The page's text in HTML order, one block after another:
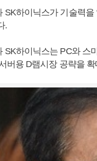
SK하이닉스가 기술력
.
SK하이닉스는 PC와 스
버용 D램시장 공략을